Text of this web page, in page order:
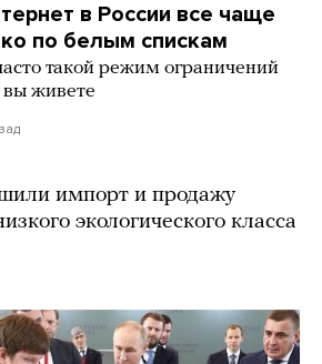
в России все чаще
по белым спискам
такой режим ограничений
вы живете
импорт и продажу
экологического класса